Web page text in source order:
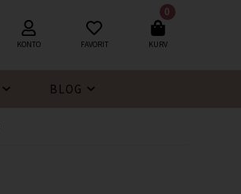
KONTO FAVORIT
0
KURV
BLOG